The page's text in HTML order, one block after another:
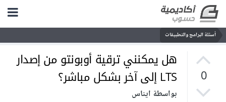
أسئلة البرامج والتطبيقات
0
هل يمكنني ترقية أوبونتو من إصدار
LTS إلى آخر بشكل مباشر؟
بواسطة ايناس